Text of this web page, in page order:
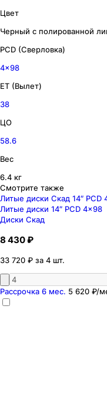
Цвет
Черный с полированной
PCD (Сверловка)
4x98
ET (Вылет)
38
ЦО
58.6
Вес
6.4 кг
Смотрите также
Литые диски Скад 14″ PCD
Литые диски 14″ PCD 4x98
Диски Скад
8 430 ₽
33 720 ₽ за 4 шт.
Рассрочка 6 мес. 5 620 ₽/